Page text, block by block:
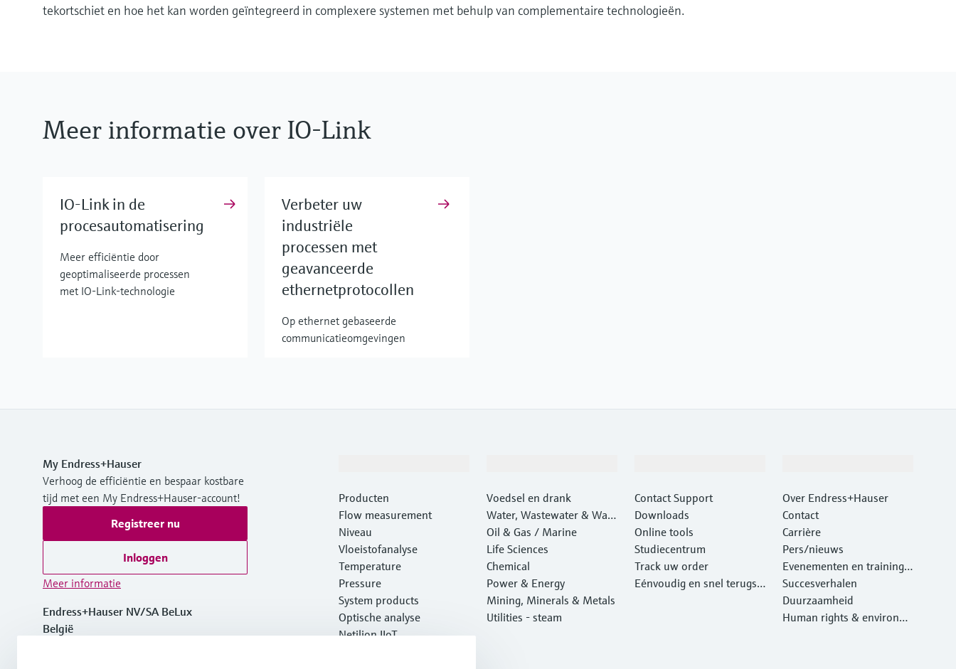
tekortschiet en hoe het kan worden geïntegreerd in complexere systemen met behulp van complementaire technologieën.
Meer informatie over IO-Link
IO-Link in de
procesautomatisering
Meer efficiëntie door
geoptimaliseerde processen
met IO-Link-technologie
Verbeter uw
industriële
processen met
geavanceerde
ethernetprotocollen
Op ethernet gebaseerde
communicatieomgevingen
My Endress+Hauser
Verhoog de efficiëntie en bespaar kostbare
tijd met een My Endress+Hauser-account!
Registreer nu
Inloggen
Meer informatie
Endress+Hauser NV/SA BeLux
België
Producten
Flow measurement
Niveau
Vloeistofanalyse
Temperature
Pressure
System products
Optische analyse
Netilion IIoT
Voedsel en drank
Water, Wastewater & Wast
e
Oil & Gas / Marine
Life Sciences
Chemical
Power & Energy
Mining, Minerals & Metals
Utilities - steam
Contact Support
Downloads
Online tools
Studiecentrum
Track uw order
Eénvoudig en snel terugst
Over Endress+Hauser
Contact
Carrière
Pers/nieuws
Evenementen en traininge
n
Succesverhalen
Duurzaamheid
Human rights & environm